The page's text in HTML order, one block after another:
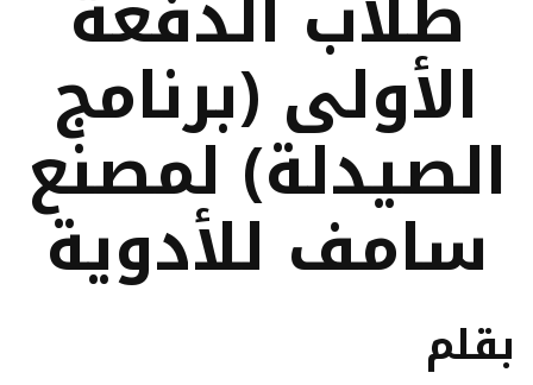
الأولى (برنامج
الصيدلة) لمصنع
سامف للأدوية
بقلم